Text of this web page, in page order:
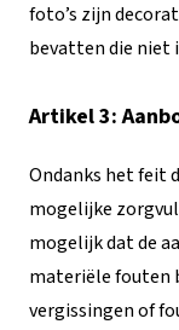
foto’s zijn
bevatten die niet
Artikel 3:
Ondanks het feit
mogelijke
mogelijk dat de
materiële fouten
vergissingen of